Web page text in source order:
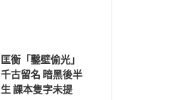
匡衡「鑿壁偷光」
千古留名 暗黑後半
生 課本隻字未提